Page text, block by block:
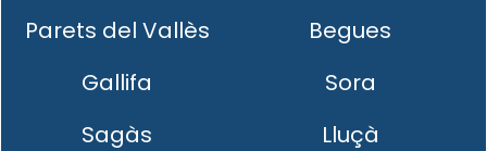
Parets del Vallès
Begues
Gallifa
Sora
Sagàs
Lluçà